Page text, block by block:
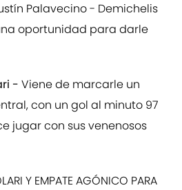
Palavecino - Demichelis
oportunidad para darle
- Viene de marcarle un
con un gol al minuto 97
jugar con sus venenosos
Y EMPATE AGÓNICO PARA